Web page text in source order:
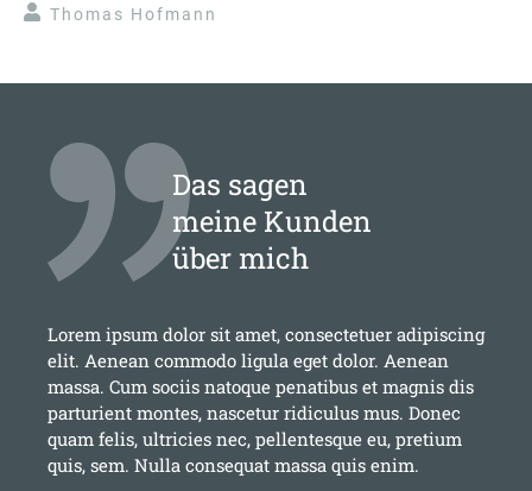
Thomas Hofmann
Das sagen
meine Kunden
über mich
Lorem ipsum dolor sit amet, consectetuer adipiscing
elit. Aenean commodo ligula eget dolor. Aenean
massa. Cum sociis natoque penatibus et magnis dis
parturient montes, nascetur ridiculus mus. Donec
quam felis, ultricies nec, pellentesque eu, pretium
quis, sem. Nulla consequat massa quis enim.